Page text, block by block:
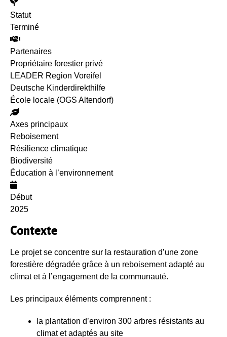
Statut
Terminé
Partenaires
Propriétaire forestier privé
LEADER Region Voreifel
Deutsche Kinderdirekthilfe
École locale (OGS Altendorf)
Axes principaux
Reboisement
Résilience climatique
Biodiversité
Éducation à l’environnement
Début
2025
Contexte
Le projet se concentre sur la restauration d’une zone
forestière dégradée grâce à un reboisement adapté au
climat et à l’engagement de la communauté.
Les principaux éléments comprennent :
la plantation d’environ 300 arbres résistants au
climat et adaptés au site